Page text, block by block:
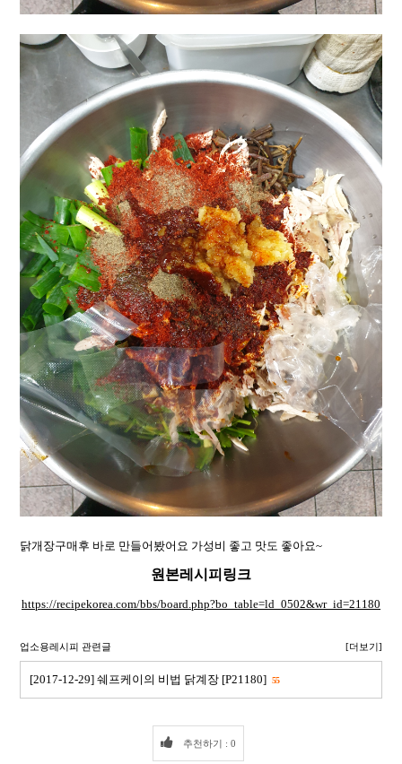
닭개장구매후 바로 만들어봤어요 가성비 좋고 맛도 좋아요~
원본레시피링크
https://recipekorea.com/bbs/board.php?bo_table=ld_0502&wr_id=21180
업소용레시피 관련글 [더보기]
[2017-12-29] 쉐프케이의 비법 닭계장 [P21180] 55
추천하기 : 0